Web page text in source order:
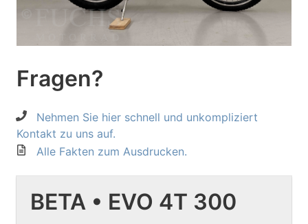
Fragen?
Nehmen Sie hier schnell und unkompliziert
Kontakt zu uns auf.
Alle Fakten zum Ausdrucken.
BETA • EVO 4T 300